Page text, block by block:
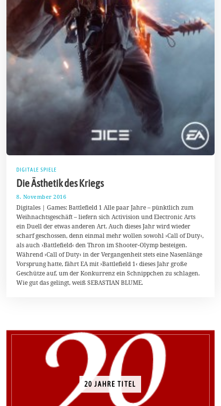
DIGITALE SPIELE
Die Ästhetik des Kriegs
8. November 2016
1
.
N
o
e
m
b
e
r
2
0
Digitales | Games: Battlefield 1 Alle paar Jahre – pünktlich zum
Weihnachtsgeschäft – liefern sich Activision und Electronic Arts
ein Duell der etwas anderen Art. Auch dieses Jahr wird wieder
scharf geschossen, denn einmal mehr wollen sowohl ›Call of Duty‹,
als auch ›Battlefield‹ den Thron im Shooter-Olymp besteigen.
Während ›Call of Duty‹ in der Vergangenheit stets eine Nasenlänge
Vorsprung hatte, fährt EA mit ›Battlefield 1‹ dieses Jahr große
Geschütze auf, um der Konkurrenz ein Schnippchen zu schlagen.
Wie gut das gelingt, weiß SEBASTIAN BLUME.
20 JAHRE TITEL